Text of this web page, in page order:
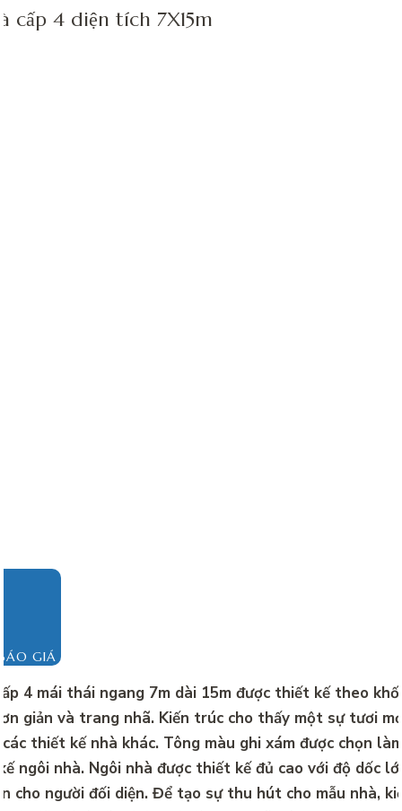
cấp 4 diện tích 7X15m
GIÁ
4 mái thái ngang 7m dài 15m được thiết kế theo
giản và trang nhã. Kiến trúc cho thấy một sự tươi
thiết kế nhà khác. Tông màu ghi xám được chọn
ngôi nhà. Ngôi nhà được thiết kế đủ cao với độ dốc
cho người đối diện. Để tạo sự thu hút cho mẫu nhà,